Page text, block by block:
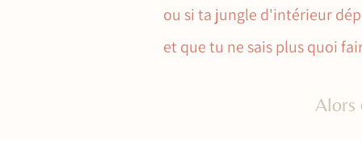
ou si ta jungle d'intérieur
et que tu ne sais plus quoi
Alors